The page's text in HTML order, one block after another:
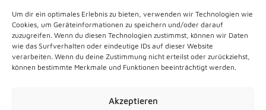
Um dir ein optimales Erlebnis zu bieten, verwenden wir Technologien wie
Cookies, um Geräteinformationen zu speichern und/oder darauf
zuzugreifen. Wenn du diesen Technologien zustimmst, können wir Daten
wie das Surfverhalten oder eindeutige IDs auf dieser Website
verarbeiten. Wenn du deine Zustimmung nicht erteilst oder zurückziehst,
können bestimmte Merkmale und Funktionen beeinträchtigt werden.
Akzeptieren
karaoke@greenmango24.de ,
Zur Karaoke Bar
Zum Karaoke Verleih